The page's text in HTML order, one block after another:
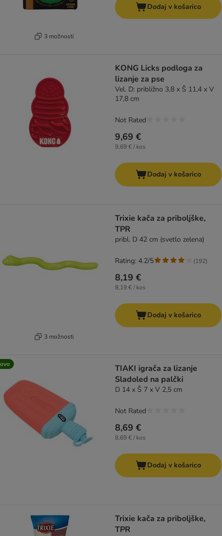
3 možnosti
Dodaj v košarico
KONG Licks podloga za
lizanje za pse
Vel. D: približno 3,8 x Š 11,4 x V
17,8 cm
9,69 €
9,69 € / kos
Not Rated
Dodaj v košarico
3 možnosti
Trixie kača za priboljške,
TPR
pribl. D 42 cm (svetlo zelena)
8,19 €
8,19 € / kos
Rating: 4.2/5 (192)
Dodaj v košarico
TIAKI igrača za lizanje
Sladoled na palčki
D 14 x Š 7 x V 2,5 cm
8,69 €
8,69 € / kos
Not Rated
Dodaj v košarico
Trixie kača za priboljške,
TPR